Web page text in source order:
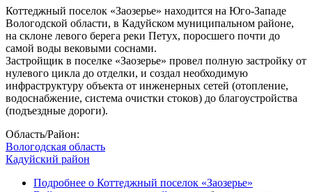
Коттеджный поселок «Заозерье» находится на Юго-Западе
Вологодской области, в Кадуйском муниципальном районе,
на склоне левого берега реки Петух, поросшего почти до
самой воды вековыми соснами.
Застройщик в поселке «Заозерье» провел полную застройку от
нулевого цикла до отделки, и создал необходимую
инфраструктуру объекта от инженерных сетей (отопление,
водоснабжение, система очистки стоков) до благоустройства
(подъездные дороги).
Область/Район:
Вологодская область
Кадуйский район
Подробнее о Коттеджный поселок «Заозерье»